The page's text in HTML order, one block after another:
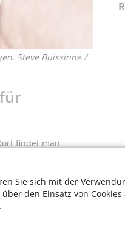
Sie sich mit der
den Einsatz von
Steve Buissinne /
findet man
Kultur innerhalb
mehr. Einträge